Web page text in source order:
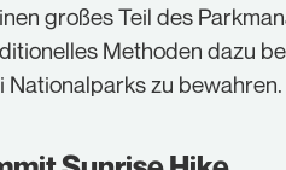
großes Teil des
Methoden dazu
zu bewahren.